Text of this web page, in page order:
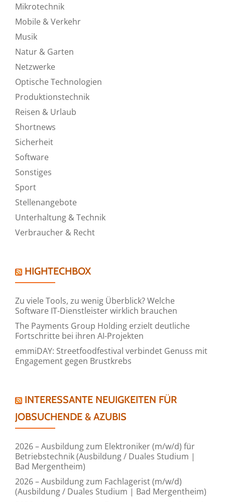
Mikrotechnik
Mobile & Verkehr
Musik
Natur & Garten
Netzwerke
Optische Technologien
Produktionstechnik
Reisen & Urlaub
Shortnews
Sicherheit
Software
Sonstiges
Sport
Stellenangebote
Unterhaltung & Technik
Verbraucher & Recht
HIGHTECHBOX
Zu viele Tools, zu wenig Überblick? Welche
Software IT-Dienstleister wirklich brauchen
The Payments Group Holding erzielt deutliche
Fortschritte bei ihren AI-Projekten
emmiDAY: Streetfoodfestival verbindet Genuss mit
Engagement gegen Brustkrebs
INTERESSANTE NEUIGKEITEN FÜR
JOBSUCHENDE & AZUBIS
2026 – Ausbildung zum Elektroniker (m/w/d) für
Betriebstechnik (Ausbildung / Duales Studium |
Bad Mergentheim)
2026 – Ausbildung zum Fachlagerist (m/w/d)
(Ausbildung / Duales Studium | Bad Mergentheim)